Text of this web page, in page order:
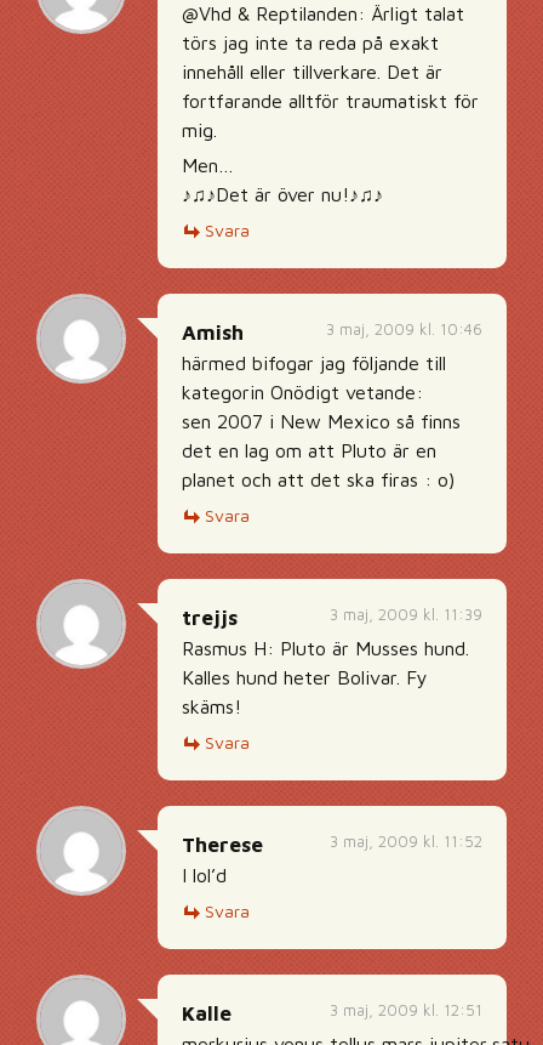
@Vhd & Reptilanden: Ärligt talat
törs jag inte ta reda på exakt
innehåll eller tillverkare. Det är
fortfarande alltför traumatiskt för
mig.
Men…
♪♫♪Det är över nu!♪♫♪
Svara
3 maj, 2009 kl. 10:46
Amish
härmed bifogar jag följande till
kategorin Onödigt vetande:
sen 2007 i New Mexico så finns
det en lag om att Pluto är en
planet och att det ska firas : o)
Svara
3 maj, 2009 kl. 11:39
trejjs
Rasmus H: Pluto är Musses hund.
Kalles hund heter Bolivar. Fy
skäms!
Svara
3 maj, 2009 kl. 11:52
Therese
I lol’d
Svara
3 maj, 2009 kl. 12:51
Kalle